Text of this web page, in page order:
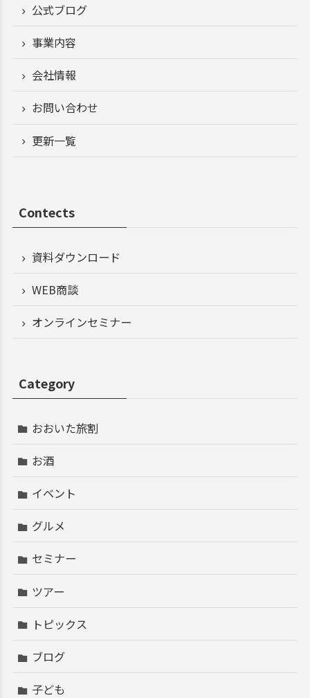
公式ブログ
事業内容
会社情報
お問い合わせ
更新一覧
Contects
資料ダウンロード
WEB商談
オンラインセミナー
Category
おおいた旅割
お酒
イベント
グルメ
セミナー
ツアー
トピックス
ブログ
子ども